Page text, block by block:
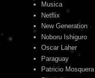
Musica
Netflix
New Generation
Noboru Ishiguro
Oscar Laher
Paraguay
Patricio Mosquera